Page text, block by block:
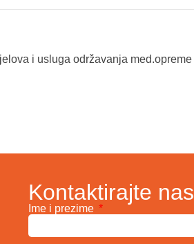
i usluga održavanja med.opreme
Kontaktirajte nas
Ime i prezime